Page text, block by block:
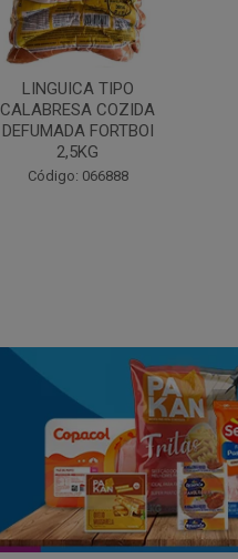
LINGUICA TIPO
CALABRESA COZIDA
DEFUMADA FORTBOI
2,5KG
Código: 066888